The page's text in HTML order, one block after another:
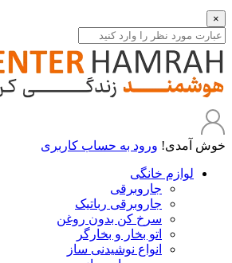
×
خوش آمدی! ورود به حساب کاربری
لوازم خانگی
جاروبرقی
جاروبرقی رباتیک
سرخ کن بدون روغن
اتو بخار و بخارگر
انواع نوشیدنی ساز